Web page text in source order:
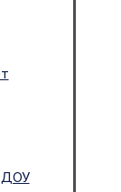
ДОУ